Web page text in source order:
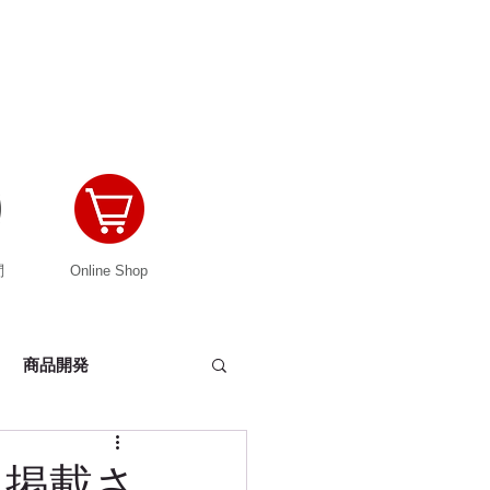
Online Shop
商品開発